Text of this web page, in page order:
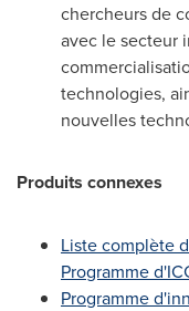
chercheurs de
avec le secteur
technologies,
nouvelles
Produits connexes
Liste complète
Programme
Programme